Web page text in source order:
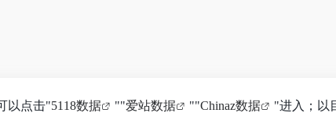
以点击"5118数据 ""爱站数据 ""Chinaz数据
"进入；以